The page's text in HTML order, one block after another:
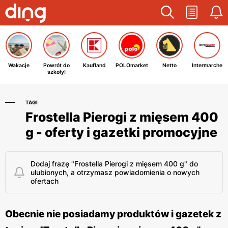
Wakacje
Powrót do
szkoły!
Kaufland POLOmarket Netto Intermarche
TAGI
Frostella Pierogi z mięsem 400
g - oferty i gazetki promocyjne
Dodaj frazę "Frostella Pierogi z mięsem 400 g" do
ulubionych, a otrzymasz powiadomienia o nowych
ofertach
Obecnie nie posiadamy produktów i gazetek z